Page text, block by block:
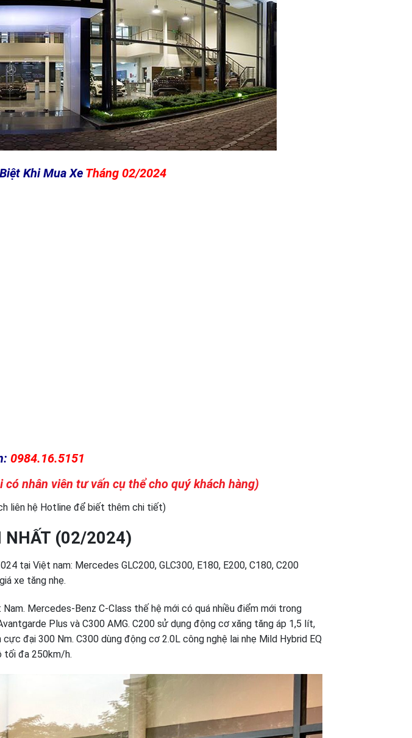
Khi Mua Xe Tháng 02/2024
0984.16.5151
nhân viên tư vấn cụ thể cho quý khách hàng)
liên hệ Hotline để biết thêm chi tiết)
NHẤT (02/2024)
tại Việt nam: Mercedes GLC200, GLC300, E180, E200, C180, C200
xe tăng nhẹ.
Mercedes-Benz C-Class thế hệ mới có quá nhiều điểm mới trong
Plus và C300 AMG. C200 sử dụng động cơ xăng tăng áp 1,5 lít,
đại 300 Nm. C300 dùng động cơ 2.0L công nghệ lai nhẹ Mild Hybrid EQ
tối đa 250km/h.